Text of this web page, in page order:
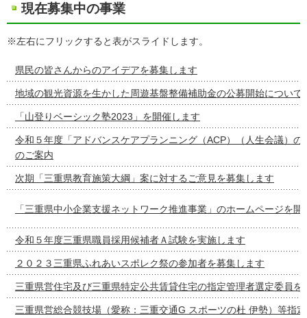
現在募集中の事業
※左右にフリックすると表がスライドします。
県民の皆さんからのアイデアを募集します
地域の観光資源を生かした周遊基盤整備補助金の公募開始について
「山登りベーシック塾2023」を開催します
令和５年度「アドバンスケアプランニング（ACP）（人生会議）の
のご案内
次期「三重県教育施策大綱」案に対するご意見を募集します
「三重県中小企業支援ネットワーク推進事業」のホームページを開
令和５年度三重県職員採用候補者Ａ試験を実施します
２０２３三重県ふれあいスポレク祭の参加者を募集します
三重県営住宅及び三重県特定公共賃貸住宅の指定管理者選定委員を
三重県営総合競技場（愛称：三重交通G スポーツの杜 伊勢）等指